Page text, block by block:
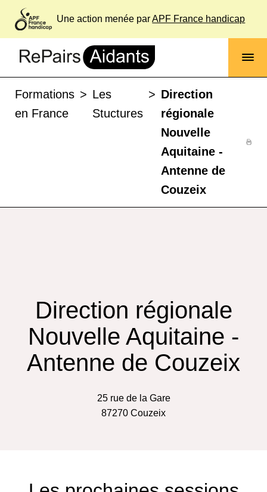
Une action menée parAPF France handicap
Formations
en France
> Les
Stuctures
> Direction
régionale
Nouvelle
Aquitaine -
Antenne de
Couzeix
Direction régionale
Nouvelle Aquitaine -
Antenne de Couzeix
25 rue de la Gare
87270 Couzeix